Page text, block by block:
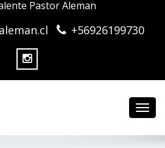
Pastor Aleman
+56926199730